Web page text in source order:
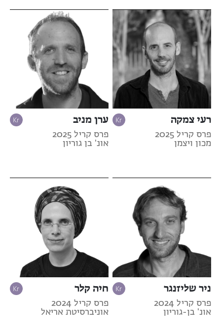
רעי צמקה
פרס קריל 2025
מכון ויצמן
ערן מניב
פרס קריל 2025
אונ' בן גוריון
ניר שליזנגר
פרס קריל 2024
אונ' בן-גוריון
חיה קלר
פרס קריל 2024
אוניברסיטת אריאל